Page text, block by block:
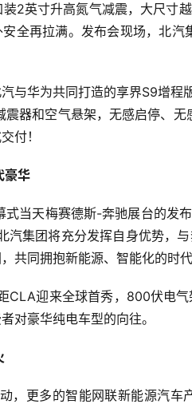
2英寸升高氮气减震，大尺寸
全再拉满。发布会现场，北
华为共同打造的享界S9增程
器和空气悬架，无感启停、
付！
豪华
当天梅赛德斯-奔驰展台的发
汽集团将充分发挥自身优势，
共同拥抱新能源、智能化的时
CLA迎来全球首秀，800伏电
对豪华纯电车型的向往。
，更多的智能网联新能源汽